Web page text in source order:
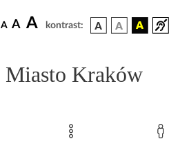
A A A kontrast:
Miasto Kraków